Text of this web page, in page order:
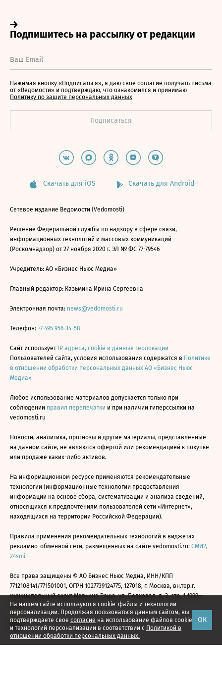
На нашем сайте используются cookie-файлы и технологии
персонализации. Продолжая пользоваться данным сайтом, вы
подтверждаете свое согласие на использование файлов cookie
и технологий персонализации в соответствии с Политикой в
отношении обработки персональных данных.
ОК
Нажимая кнопку «Подписаться», я даю свое согласие получать письма
от «Ведомости» и подтверждаю, что ознакомился и принимаю
Политику по защите персональных данных
Скачать для iOS Скачать для Android
Сетевое издание Ведомости (Vedomosti)
Решение Федеральной службы по надзору в сфере связи,
информационных технологий и массовых коммуникаций
(Роскомнадзор) от 27 ноября 2020 г. ЭЛ № ФС 77-79546
Учредитель: АО «Бизнес Ньюс Медиа»
Главный редактор: Казьмина Ирина Сергеевна
Электронная почта: news@vedomosti.ru
Телефон: +7 495 956-34-58
Сайт использует IP адреса, cookie и данные геолокации
Пользователей сайта, условия использования содержатся в Политике
в отношении обработки персональных данных АО «Бизнес Ньюс
Медиа»
Любое использование материалов допускается только при
соблюдении правил перепечатки и при наличии гиперссылки на
vedomosti.ru
Новости, аналитика, прогнозы и другие материалы, представленные
на данном сайте, не являются офертой или рекомендацией к покупке
или продаже каких-либо активов.
На информационном ресурсе применяются рекомендательные
технологии (информационные технологии предоставления
информации на основе сбора, систематизации и анализа сведений,
относящихся к предпочтениям пользователей сети «Интернет»,
находящихся на территории Российской Федерации).
Правила применения рекомендательных технологий в виджетах
рекламно-обменной сети, размещенных на сайте vedomosti.ru: СМИ2,
24smi
Все права защищены © АО Бизнес Ньюс Медиа, ИНН/КПП
7712108141/771501001, ОГРН 1027739124775, 127018, г. Москва, вн.тер.г.
муниципальный округ Марьина Роща, ул. Полковая, д. 3, стр. 1 1999—
2026